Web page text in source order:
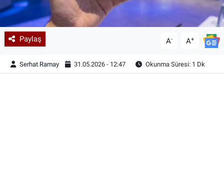
Paylaş A- A+
Serhat Ramay 31.05.2026 - 12:47 Okunma Süresi: 1 Dk